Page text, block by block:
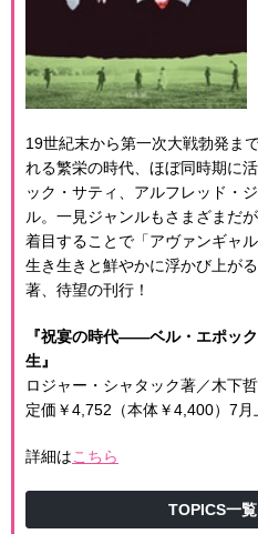
19世紀末から第一次大戦勃発ま
れる繁栄の時代、ほぼ同時期に
ック・サティ、アルフレッド・
ル。一見ジャンルもさまざまだ
着目することで「アヴァンギャ
生き生きと鮮やかに浮かび上が
著、待望の刊行！
『祝宴の時代――ベル・エポッ
生』
ロジャー・シャタック著／木下
定価￥4,752（本体￥4,400）7月
詳細はこちら
TOPICS一